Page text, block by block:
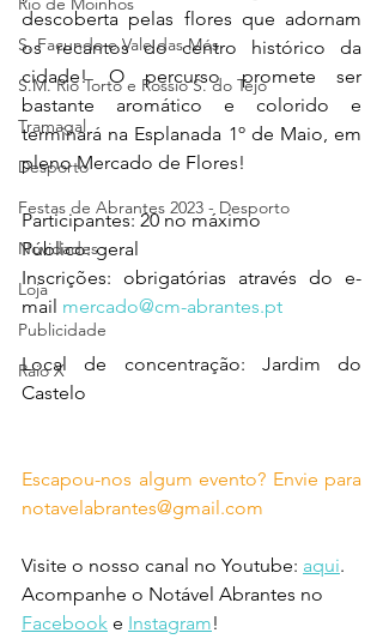
S. Facundo e Vale das Mós
S.M. Rio Torto e Rossio S. do Tejo
Tramagal
Desporto
Festas de Abrantes 2023 - Desporto
Novidades
Loja
Publicidade
Raio X
descoberta pelas flores que adornam
os recantos do centro histórico da
cidade! O percurso promete ser
bastante aromático e colorido e
terminará na Esplanada 1º de Maio, em
pleno Mercado de Flores!
Participantes: 20 no máximo
Público: geral
Inscrições: obrigatórias através do e-
mail mercado@cm-abrantes.pt
Local de concentração: Jardim do
Castelo
Escapou-nos algum evento? Envie para
notavelabrantes@gmail.com
Visite o nosso canal no Youtube: aqui.
Acompanhe o Notável Abrantes no
Facebook e Instagram!